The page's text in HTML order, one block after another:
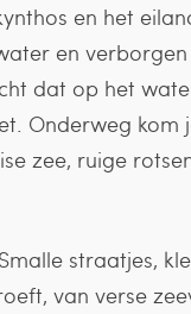
en het
en
dat op het
Onderweg kom
zee, ruige
straatjes,
van verse